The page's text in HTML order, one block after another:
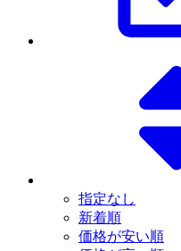
指定なし
新着順
価格が安い順